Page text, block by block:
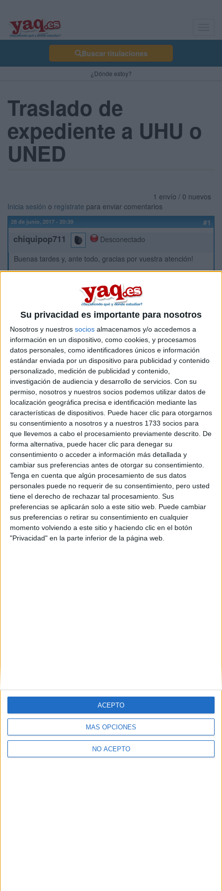
Su privacidad es importante para nosotros
Nosotros y nuestros socios almacenamos y/o accedemos a
información en un dispositivo, como cookies, y procesamos
datos personales, como identificadores únicos e información
estándar enviada por un dispositivo para publicidad y contenido
personalizado, medición de publicidad y contenido,
investigación de audiencia y desarrollo de servicios. Con su
permiso, nosotros y nuestros socios podemos utilizar datos de
localización geográfica precisa e identificación mediante las
características de dispositivos. Puede hacer clic para otorgarnos
su consentimiento a nosotros y a nuestros 1733 socios para
que llevemos a cabo el procesamiento previamente descrito. De
forma alternativa, puede hacer clic para denegar su
consentimiento o acceder a información más detallada y
cambiar sus preferencias antes de otorgar su consentimiento.
Tenga en cuenta que algún procesamiento de sus datos
personales puede no requerir de su consentimiento, pero usted
tiene el derecho de rechazar tal procesamiento. Sus
preferencias se aplicarán solo a este sitio web. Puede cambiar
sus preferencias o retirar su consentimiento en cualquier
momento volviendo a este sitio y haciendo clic en el botón
"Privacidad" en la parte inferior de la página web.
MÁS OPCIONES
NO ACEPTO
ACEPTO
Buscar titulaciones
¿Dónde estoy?
Traslado de
expediente a UHU o
UNED
1 envío / 0 nuevos
Inicia sesión o regístrate para enviar comentarios
28 de junio, 2017 - 20:39 #1
chiquipop711
Desconectado
Buenas tardes y, ante todo, gracias por vuestra atención!
Vereis, soy estudiante de último curso en la USAL y me
quedan tres asignaturas para acabar mi grado el Filología
Hispánica. El año que viene tengo que volver a mi ciudad,
Huelva, y me gustaría saber si por aqui me podríais informar
(alguien que haya vivido algo similar) sobre cómo proceder
ante un traslado de matrícula.
¿Cómo sé cuántas asignaturas me convalidarían desde la
USAL a la UHU o a la UNED? ¿alguien a hecho lo mismo y
conoce el panorama? ¿Me recomendais que me quede en la
USAL?
Muchas gracias por vuestro tiempo. Un saludo!
Inicio
Etiquetas: La universidad - un mundo Estudios Hispánicos